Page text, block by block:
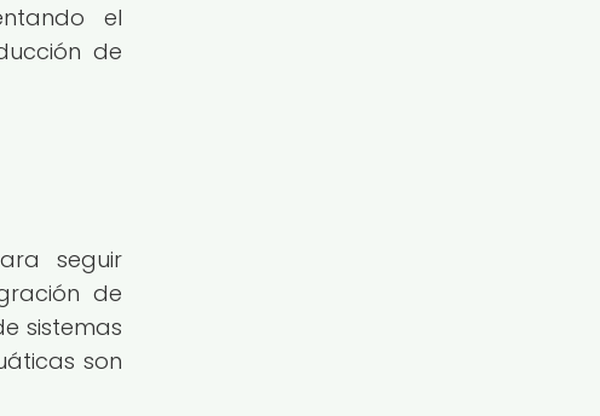
el
de
seguir
de
sistemas
son